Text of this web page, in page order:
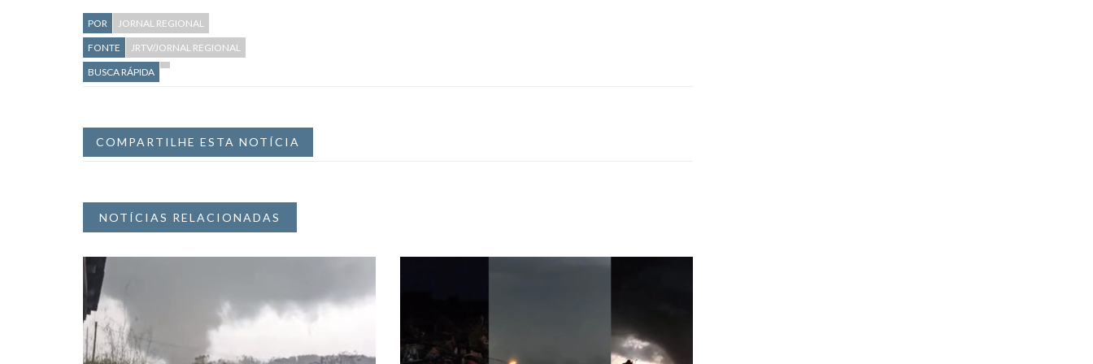
POR
JORNAL REGIONAL
FONTE
JRTV/JORNAL REGIONAL
BUSCA RÁPIDA
COMPARTILHE ESTA NOTÍCIA
NOTÍCIAS RELACIONADAS